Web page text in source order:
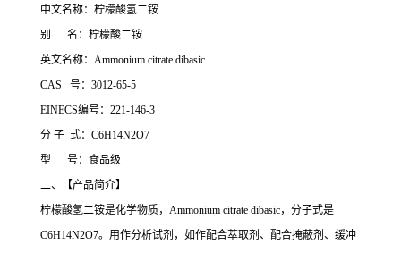
中文名称：柠檬酸氢二铵
别 名：柠檬酸二铵
英文名称：Ammonium citrate dibasic
CAS 号：3012-65-5
EINECS编号：221-146-3
分 子 式：C6H14N2O7
型 号：食品级
二、【产品简介】
柠檬酸氢二铵是化学物质，Ammonium citrate dibasic，分子式是
C6H14N2O7。用作分析试剂，如作配合萃取剂、配合掩蔽剂、缓冲